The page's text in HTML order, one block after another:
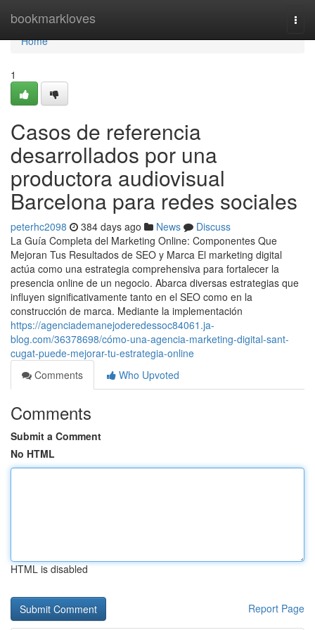
bookmarkloves
Home
Home
1
Casos de referencia
desarrollados por una
productora audiovisual
Barcelona para redes sociales
peterhc2098 384 days ago News
Discuss
La Guía Completa del Marketing Online: Componentes Que
Mejoran Tus Resultados de SEO y Marca El marketing digital
actúa como una estrategia comprehensiva para fortalecer la
presencia online de un negocio. Abarca diversas estrategias que
influyen significativamente tanto en el SEO como en la
construcción de marca. Mediante la implementación
https://agenciademanejoderedessoc84061.ja-
blog.com/36378698/cómo-una-agencia-marketing-digital-sant-
cugat-puede-mejorar-tu-estrategia-online
Comments
Who Upvoted
Comments
Submit a Comment
No HTML
HTML is disabled
Report Page